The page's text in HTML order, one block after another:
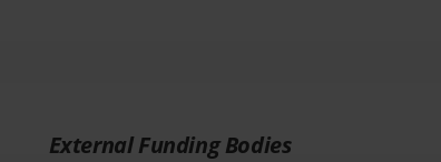
External Funding Bodies